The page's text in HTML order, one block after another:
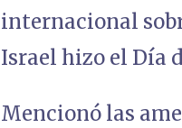
internacional
Israel hizo el Día
Mencionó las